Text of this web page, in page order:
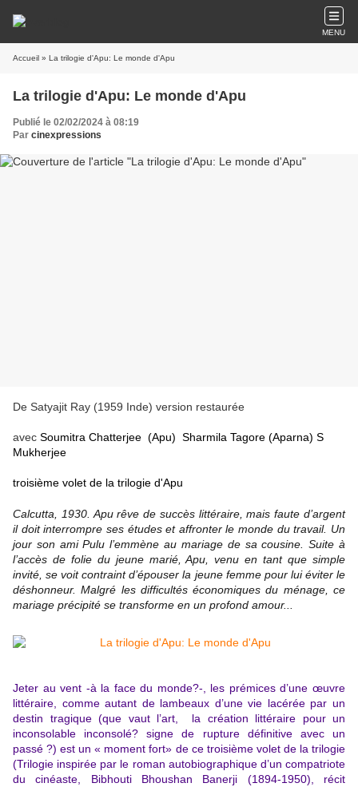
MENU
Accueil » La trilogie d'Apu: Le monde d'Apu
La trilogie d'Apu: Le monde d'Apu
Publié le 02/02/2024 à 08:19
Par cinexpressions
De Satyajit Ray (1959 Inde) version restaurée
avec Soumitra Chatterjee (Apu) Sharmila Tagore (Aparna) S
Mukherjee
troisième volet de la trilogie d'Apu
Calcutta, 1930. Apu rêve de succès littéraire, mais faute d’argent
il doit interrompre ses études et affronter le monde du travail. Un
jour son ami Pulu l’emmène au mariage de sa cousine. Suite à
l’accès de folie du jeune marié, Apu, venu en tant que simple
invité, se voit contraint d’épouser la jeune femme pour lui éviter le
déshonneur. Malgré les difficultés économiques du ménage, ce
mariage précipité se transforme en un profond amour...
Jeter au vent -à la face du monde?-, les prémices d’une œuvre
littéraire, comme autant de lambeaux d’une vie lacérée par un
destin tragique (que vaut l’art, la création littéraire pour un
inconsolable inconsolé? signe de rupture définitive avec un
passé ?) est un « moment fort» de ce troisième volet de la trilogie
(Trilogie inspirée par le roman autobiographique d’un compatriote
du cinéaste, Bibhouti Bhoushan Banerji (1894-1950), récit